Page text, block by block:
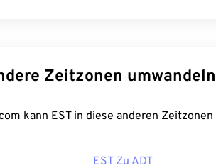
Zeitzonen umwandeln
kann EST in diese anderen
EST Zu ADT